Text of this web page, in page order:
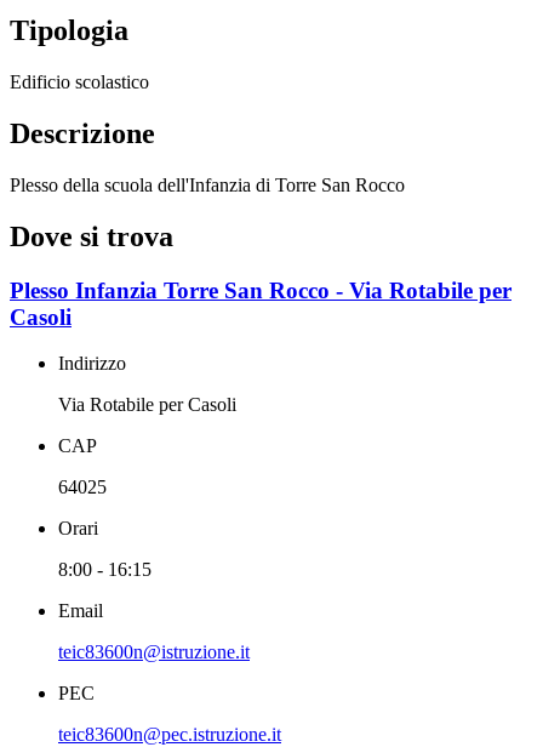
Tipologia
Edificio scolastico
Descrizione
Plesso della scuola dell'Infanzia di Torre San Rocco
Dove si trova
Plesso Infanzia Torre San Rocco - Via Rotabile per
Casoli
Indirizzo
Via Rotabile per Casoli
CAP
64025
Orari
8:00 - 16:15
Email
teic83600n@istruzione.it
PEC
teic83600n@pec.istruzione.it